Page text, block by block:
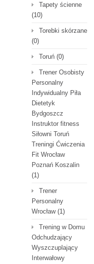
Tapety ścienne
(10)
Torebki skórzane
(0)
Toruń (0)
Trener Osobisty
Personalny
Indywidualny Piła
Dietetyk
Bydgoszcz
Instruktor fitness
Siłowni Toruń
Treningi Ćwiczenia
Fit Wrocław
Poznań Koszalin
(1)
Trener
Personalny
Wrocław(1)
Trening w Domu
Odchudzający
Wyszczuplający
Interwałowy